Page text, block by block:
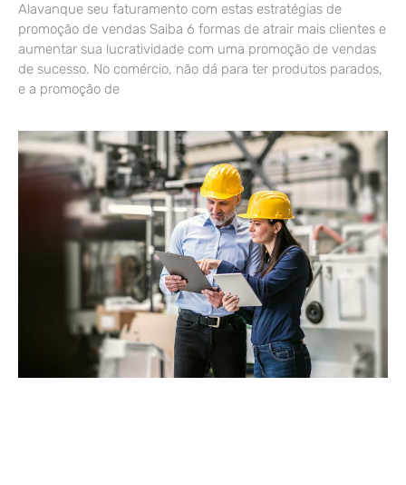
Alavanque seu faturamento com estas estratégias de
promoção de vendas Saiba 6 formas de atrair mais clientes e
aumentar sua lucratividade com uma promoção de vendas
de sucesso. No comércio, não dá para ter produtos parados,
e a promoção de